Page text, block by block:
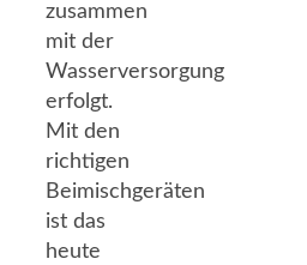
zusammen
mit der
Wasserversorgung
erfolgt.
Mit den
richtigen
Beimischgeräten
ist das
heute